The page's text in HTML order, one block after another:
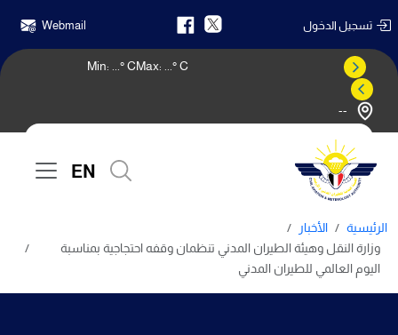
تسجيل الدخول Webmail
--
Max: ° C
Min: ° C
EN
الرئيسية
الأخبار
وزارة النقل وهيئة الطيران المدني تنظمان وقفه احتجاجية بمناسبة
اليوم العالمي للطيران المدني